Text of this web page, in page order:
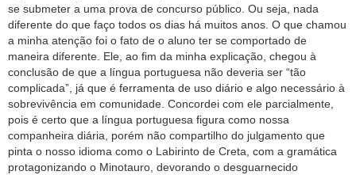
se submeter a uma prova de concurso público. Ou seja, nada
diferente do que faço todos os dias há muitos anos. O que chamou
a minha atenção foi o fato de o aluno ter se comportado de
maneira diferente. Ele, ao fim da minha explicação, chegou à
conclusão de que a língua portuguesa não deveria ser “tão
complicada”, já que é ferramenta de uso diário e algo necessário à
sobrevivência em comunidade. Concordei com ele parcialmente,
pois é certo que a língua portuguesa figura como nossa
companheira diária, porém não compartilho do julgamento que
pinta o nosso idioma como o Labirinto de Creta, com a gramática
protagonizando o Minotauro, devorando o desguarnecido